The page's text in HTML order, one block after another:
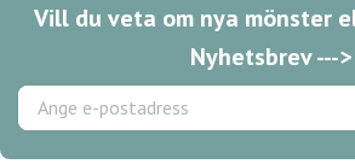
Vill du veta om nya mönster
Nyhetsbrev --->